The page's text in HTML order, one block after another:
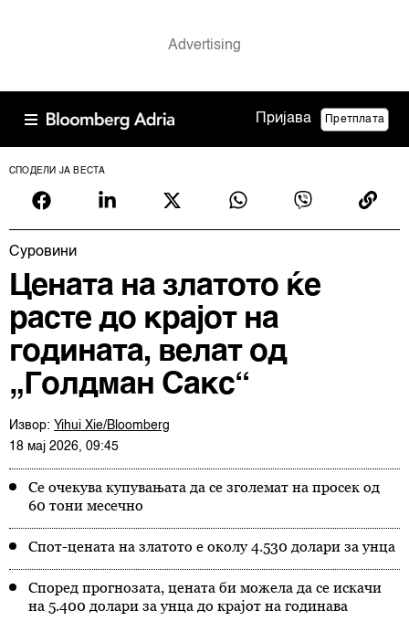
Пријава Претплата
СПОДЕЛИ ЈА ВЕСТА
Суровини
Цената на златото ќе
расте до крајот на
годината, велат од
„Голдман Сакс“
Извор: Yihui Xie/Bloomberg
18 мај 2026, 09:45
Се очекува купувањата да се зголемат на просек од
60 тони месечно
Спот-цената на златото е околу 4.530 долари за унца
Според прогнозата, цената би можела да се искачи
на 5.400 долари за унца до крајот на годинава